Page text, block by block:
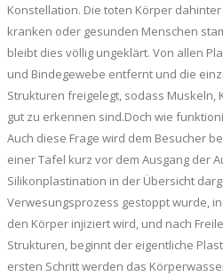
Konstellation. Die toten Körper
kranken oder gesunden Menschen
bleibt dies völlig ungeklärt. Von allen
und Bindegewebe entfernt und die
Strukturen freigelegt, sodass Muskeln,
gut zu erkennen sind.Doch wie
Auch diese Frage wird dem Besucher
einer Tafel kurz vor dem Ausgang der
Silikonplastination in der Übersicht
Verwesungsprozess gestoppt wurde,
den Körper injiziert wird, und nach
Strukturen, beginnt der eigentliche
ersten Schritt werden das